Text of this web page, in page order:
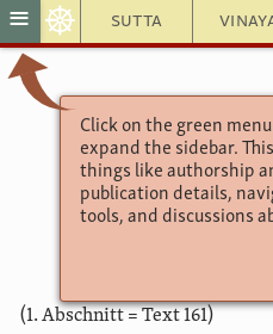
Sutta
≡ ☸
Click on the green
expand the sidebar.
things like authorship
publication details,
tools, and discussions
Das
163.
(1. Abschnitt = Text 161)